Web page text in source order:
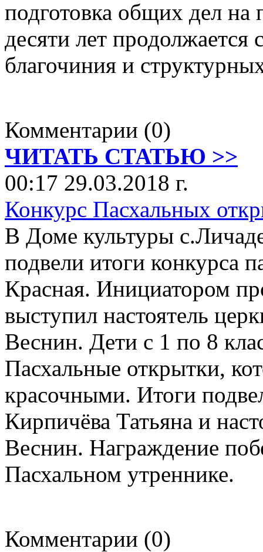
подготовка общих дел на
десяти лет продолжается
благочиния и
Комментарии (0)
ЧИТАТЬ СТАТЬЮ >>
00:17 29.03.2018 г.
Конкурс Пасхальных
В Доме культуры
подвели итоги конкурса
Красная. Инициатором
выступил настоятель
Веснин. Дети с 1 по 8
Пасхальные открытки,
красочными. Итоги
Кирпичёва Татьяна и
Веснин. Награждение
Пасхальном утреннике.
Комментарии (0)